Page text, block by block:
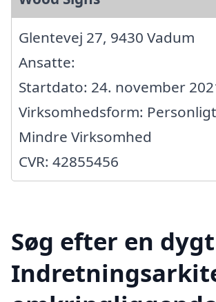
Glentevej 27, 9430 Vadum
Ansatte:
Startdato: 24. november
Virksomhedsform:
Mindre Virksomhed
CVR: 42855456
Søg efter en